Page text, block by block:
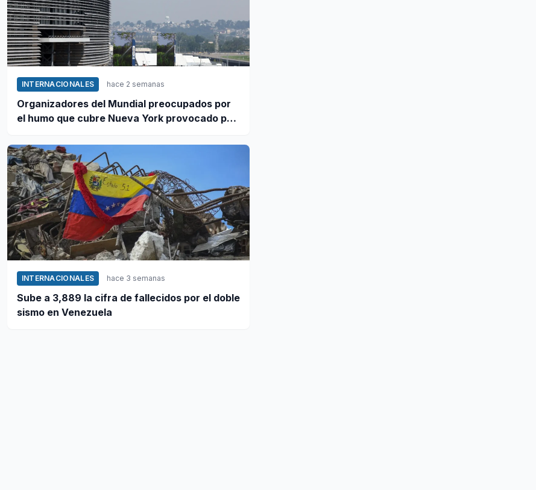
INTERNACIONALES hace 2 semanas
Organizadores del Mundial preocupados por
el humo que cubre Nueva York provocado por
INTERNACIONALES hace 3 semanas
Sube a 3,889 la cifra de fallecidos por el doble
sismo en Venezuela